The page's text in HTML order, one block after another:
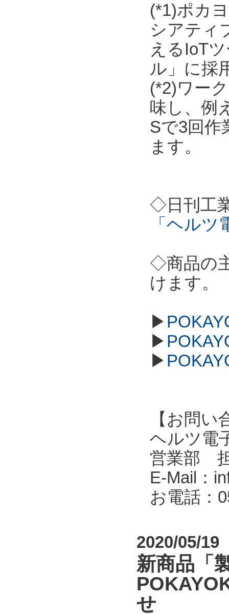
(*1)ポカ
シアティ
えるIoT
ル」に採
(*2)ワー
味し、例
Sで3回作
ます。
◇日刊工
「ヘル
◇商品の
けます。
▶
▶
▶
【お問い
ヘルツ電
営業部
E-Mail：
お電話：
2020/05/19
新商品「
せ